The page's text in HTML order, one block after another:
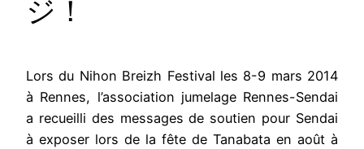
ジ！
Lors du Nihon Breizh Festival les 8-9 mars 2014
à Rennes, l’association jumelage Rennes-Sendai
a recueilli des messages de soutien pour Sendai
à exposer lors de la fête de Tanabata en août à